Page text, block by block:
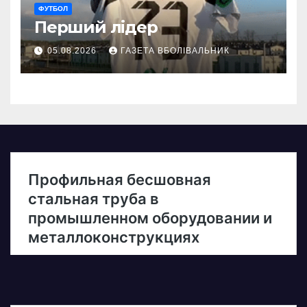
ФУТБОЛ
Перший лідер
05.08.2026 ГАЗЕТА ВБОЛІВАЛЬНИК